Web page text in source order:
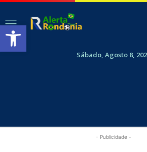
Abrir a barra de ferramentas
Sábado, Agosto 8,
- Publicidade -